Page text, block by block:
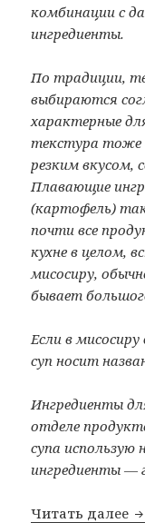
комбинации с
ингредиенты.
По традиции,
выбираются
характерные
текстура тоже
резким вкусом,
Плавающие
(картофель)
почти все
кухне в целом,
мисосиру,
бывает
Если в
суп носит
Ингредиенты
отделе
супа использую
ингредиенты —
Читать далее